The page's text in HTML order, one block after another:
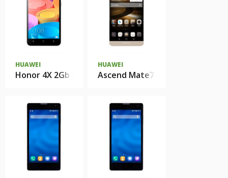
HUAWEI
Honor 4X 2Gb Ram
HUAWEI
Ascend Mate7 Premium